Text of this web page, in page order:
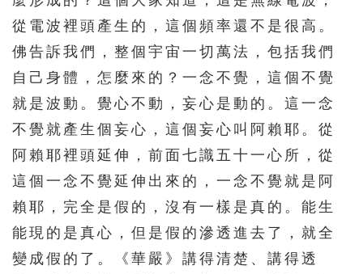
從電波裡頭產生的，這個頻率還不是很高。
佛告訴我們，整個宇宙一切萬法，包括我們
自己身體，怎麼來的？一念不覺，這個不覺
就是波動。覺心不動，妄心是動的。這一念
不覺就產生個妄心，這個妄心叫阿賴耶。從
阿賴耶裡頭延伸，前面七識五十一心所，從
這個一念不覺延伸出來的，一念不覺就是阿
賴耶，完全是假的，沒有一樣是真的。能生
能現的是真心，但是假的滲透進去了，就全
變成假的了。《華嚴》講得清楚、講得透